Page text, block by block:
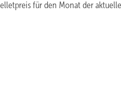
für den Monat der